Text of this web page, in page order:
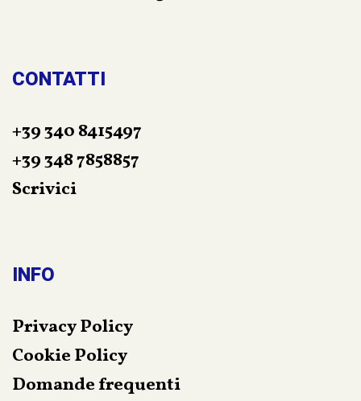
CONTATTI
+39 340 8415497
+39 348 7858857
Scrivici
INFO
Privacy Policy
Cookie Policy
Domande frequenti